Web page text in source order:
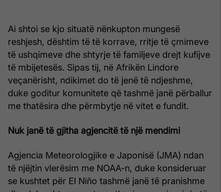
Ai shtoi se kjo situatë nënkupton mungesë
reshjesh, dështim të të korrave, rritje të çmimeve
të ushqimeve dhe shtyrje të familjeve drejt kufijve
të mbijetesës. Sipas tij, në Afrikën Lindore
veçanërisht, ndikimet do të jenë të ndjeshme,
duke goditur komunitete që tashmë janë përballur
me thatësira dhe përmbytje në vitet e fundit.
Nuk janë të gjitha agjencitë të një mendimi
Agjencia Meteorologjike e Japonisë (JMA) ndan
të njëjtin vlerësim me NOAA-n, duke konsideruar
se kushtet për El Niño tashmë janë të pranishme